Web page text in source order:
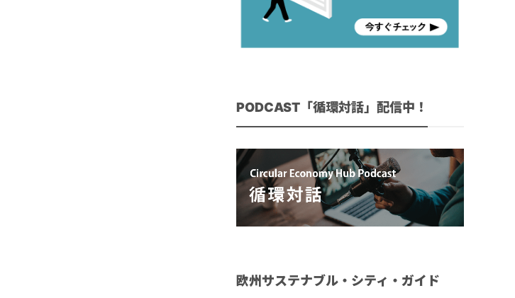
PODCAST「循環対話」配信中！
欧州サステナブル・シティ・ガイド